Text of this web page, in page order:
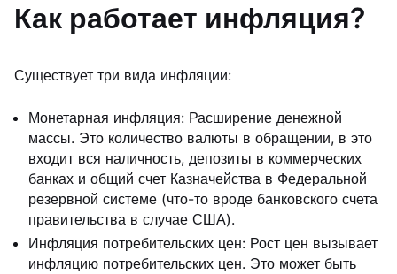
Как работает инфляция?
Существует три вида инфляции:
Монетарная инфляция: Расширение денежной
массы. Это количество валюты в обращении, в это
входит вся наличность, депозиты в коммерческих
банках и общий счет Казначейства в Федеральной
резервной системе (что-то вроде банковского счета
правительства в случае США).
Инфляция потребительских цен: Рост цен вызывает
инфляцию потребительских цен. Это может быть